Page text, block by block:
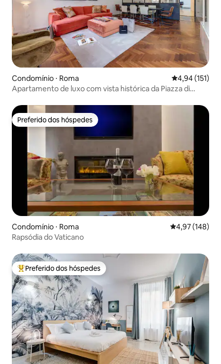
Condomínio ⋅ Roma 4,94 de uma
4,94 (151)
Apartamento de luxo com vista histórica da Piazza di
Preferido dos hóspedes
Preferido dos hóspedes
Condomínio ⋅ Roma 4,97 de uma
4,97 (148)
Rapsódia do Vaticano
Entre os melhores preferidos dos hóspedes
Preferido dos hóspedes